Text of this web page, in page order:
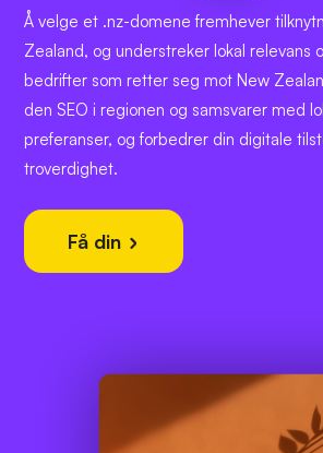
Å velge et .nz-domene fremhever
Zealand, og understreker lokal relevans
bedrifter som retter seg mot New
den SEO i regionen og samsvarer med
preferanser, og forbedrer din digitale
troverdighet.
Få din